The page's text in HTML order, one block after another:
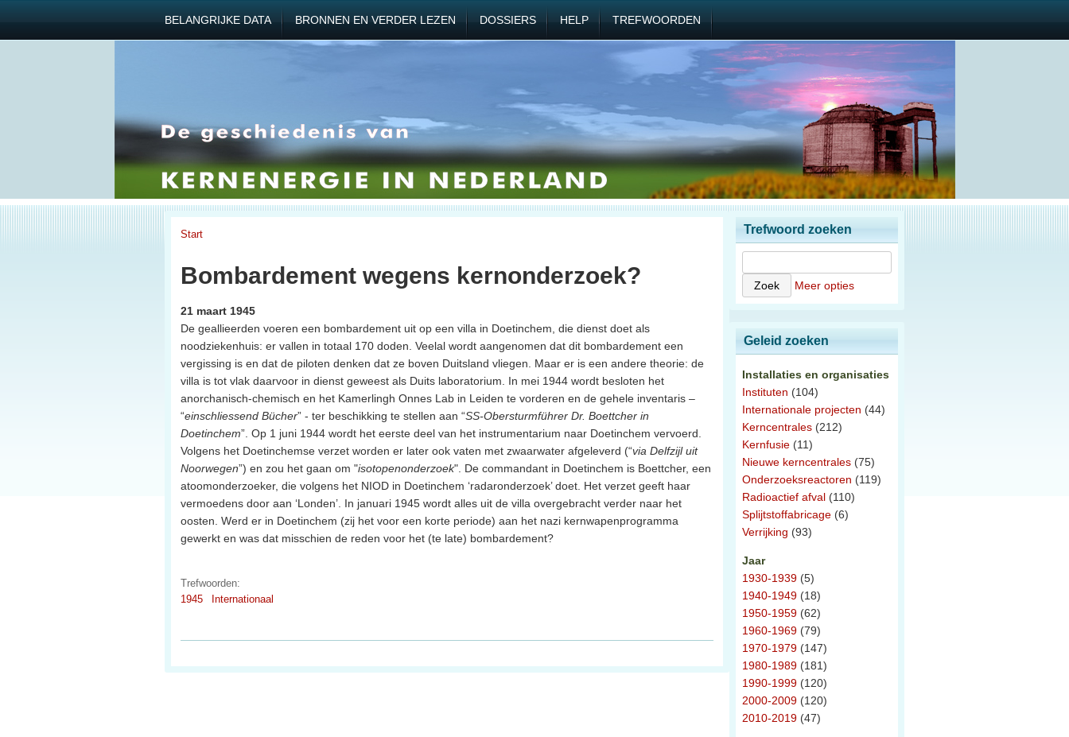
BELANGRIJKE DATA BRONNEN EN VERDER LEZEN DOSSIERS HELP TREFWOORDEN
Start
Bombardement wegens kernonderzoek?
21 maart 1945
De geallieerden voeren een bombardement uit op een villa in Doetinchem, die dienst doet als
noodziekenhuis: er vallen in totaal 170 doden. Veelal wordt aangenomen dat dit bombardement een
vergissing is en dat de piloten denken dat ze boven Duitsland vliegen. Maar er is een andere theorie: de
villa is tot vlak daarvoor in dienst geweest als Duits laboratorium. In mei 1944 wordt besloten het
anorchanisch-chemisch en het Kamerlingh Onnes Lab in Leiden te vorderen en de gehele inventaris –
“einschliessend Bücher” - ter beschikking te stellen aan “SS-Obersturmführer Dr. Boettcher in
Doetinchem”. Op 1 juni 1944 wordt het eerste deel van het instrumentarium naar Doetinchem vervoerd.
Volgens het Doetinchemse verzet worden er later ook vaten met zwaarwater afgeleverd (“via Delfzijl uit
Noorwegen”) en zou het gaan om "isotopenonderzoek". De commandant in Doetinchem is Boettcher, een
atoomonderzoeker, die volgens het NIOD in Doetinchem ‘radaronderzoek’ doet. Het verzet geeft haar
vermoedens door aan ‘Londen’. In januari 1945 wordt alles uit de villa overgebracht verder naar het
oosten. Werd er in Doetinchem (zij het voor een korte periode) aan het nazi kernwapenprogramma
gewerkt en was dat misschien de reden voor het (te late) bombardement?
Trefwoorden:
1945
Internationaal
Trefwoord zoeken
Meer opties
Geleid zoeken
Installaties en organisaties
Instituten (104)
Internationale projecten (44)
Kerncentrales (212)
Kernfusie (11)
Nieuwe kerncentrales (75)
Onderzoeksreactoren (119)
Radioactief afval (110)
Splijtstoffabricage (6)
Verrijking (93)
Jaar
1930-1939 (5)
1940-1949 (18)
1950-1959 (62)
1960-1969 (79)
1970-1979 (147)
1980-1989 (181)
1990-1999 (120)
2000-2009 (120)
2010-2019 (47)